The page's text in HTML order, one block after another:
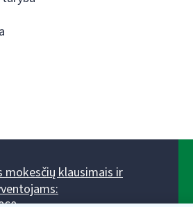
mokesčių klausimais ir